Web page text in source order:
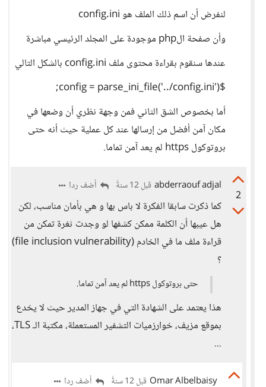
لنفرض أن اسم ذلك الملف هو config.ini
وأن صفحة الphp موجودة على المجلد الرئيسي مباشرة
عندها سنقوم بقراءة محتوى ملف config.ini بالشكل التالي
$config = parse_ini_file('../config.ini');
أما بخصوص الشق الثاني فمن وجهة نظري أن وضعها في
مكان آمن أفضل من إرسالها عند كل عملية حيث أنه حتى
بروتوكول https لم يعد آمن تماما.
2
abderraouf adjal قبل 12 سنةً أضف ردا
كما ذكرت سابقا الفكرة لا باس بها و هي بأمان مناسب، لكن
هل عيبها أن الكلمة ممكن كشفها لو وجدت ثغرة تمكن من
قراءة ملف ما في الخادم (file inclusion vulnerability)
؟
حتى بروتوكول https لم يعد آمن تماما.
هذا يعتمد على الشهادة التي في جهاز المدير حيث لا يخدع
بموقع مزيف، خوارزميات التشفير المستعملة، مكتبة الـ TLS،
...
Omar Albelbaisy قبل 12 سنةً أضف ردا